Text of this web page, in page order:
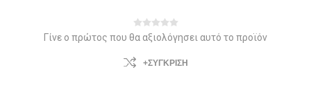
Γίνε ο πρώτος που θα αξιολόγησει αυτό το προϊόν
+ΣΎΓΚΡΙΣΗ